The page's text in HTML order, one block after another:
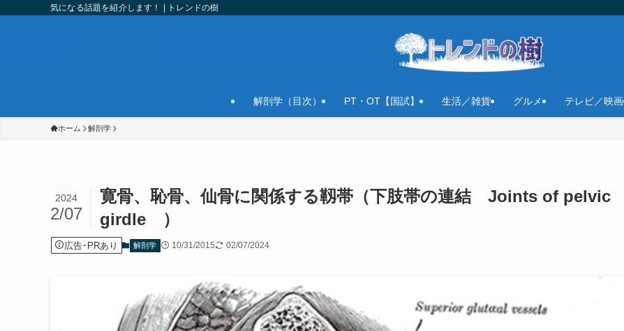
気になる話題を紹介します！ | トレンドの樹
解剖学（目次） PT・OT【国試】 生活／雑貨 グルメ テレビ／映画
ホーム 解剖学
寛骨、恥骨、仙骨に関係する靱帯（下肢帯の連結 Joints of pelvic
girdle ）
2024
2/07
広告･PRあり 解剖学 10/31/2015 02/07/2024